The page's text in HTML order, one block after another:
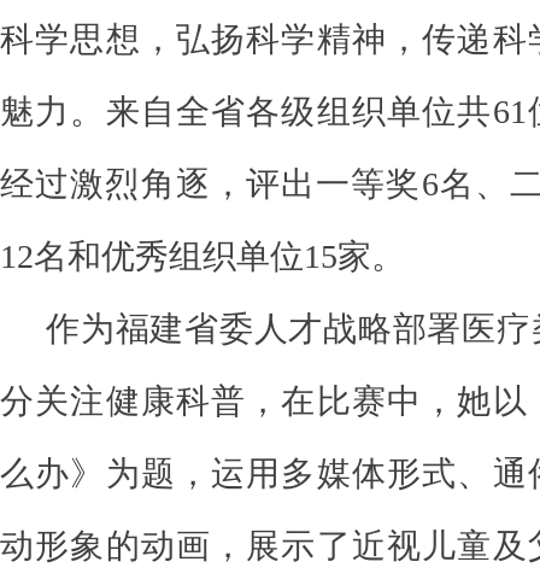
科学思想，弘扬科学精神，传递科
魅力。来自全省各级组织单位共
经过激烈角逐，评出一等奖6名、
12名和优秀组织单位15家。
作为福建省委人才战略部署医
分关注健康科普，在比赛中，她以
么办》为题，运用多媒体形式、通
动形象的动画，展示了近视儿童及